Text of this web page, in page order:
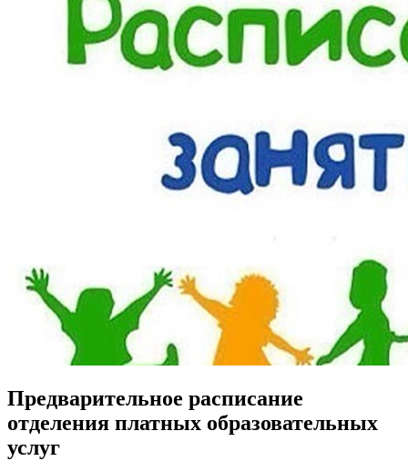
Предварительное расписание
отделения платных образовательных
услуг